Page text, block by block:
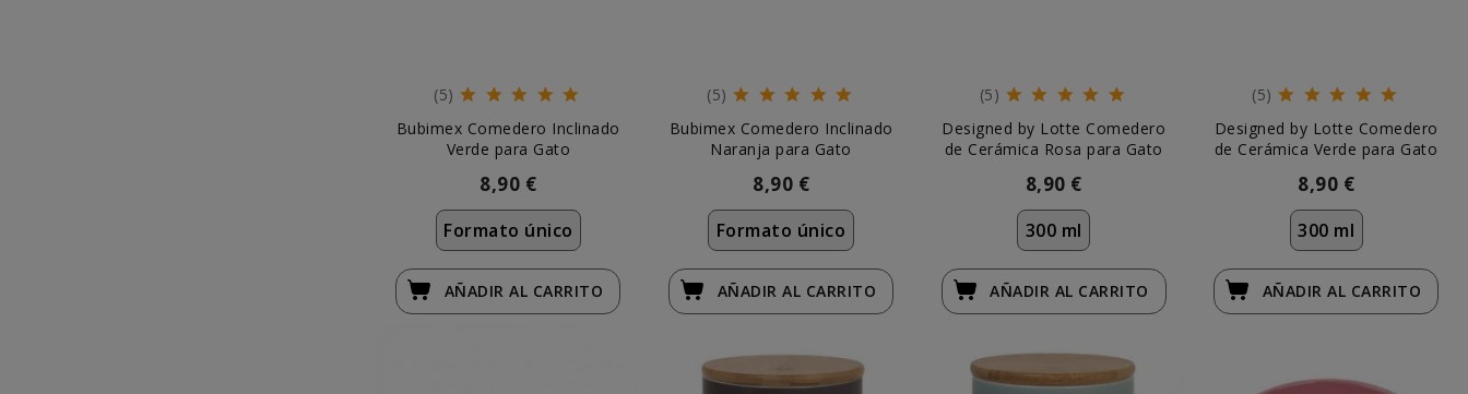
(5)
Bubimex Comedero Inclinado
Verde para Gato
8,90 €
Formato único
AÑADIRAL CARRITO
(5)
Bubimex Comedero Inclinado
Naranja para Gato
8,90 €
Formato único
AÑADIR AL CARRITO
(5)
Designed by Lotte Comedero
de Cerámica Rosa para Gato
8,90 €
300 ml
AÑADIR AL CARRITO
(5)
Designed by Lotte Comedero
de Cerámica Verde para Gato
8,90 €
300 ml
AÑADIRAL CARRITO